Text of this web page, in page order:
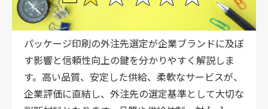
パッケージ印刷の外注先選定が企業ブランドに及ぼ
す影響と信頼性向上の鍵を分かりやすく解説しま
す。高い品質、安定した供給、柔軟なサービスが、
企業評価に直結し、外注先の選定基準として大切な